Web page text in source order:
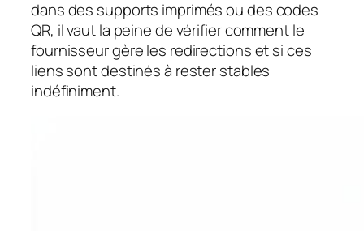
dans des supports imprimés ou des codes
QR, il vaut la peine de vérifier comment le
fournisseur gère les redirections et si ces
liens sont destinés à rester stables
indéfiniment.